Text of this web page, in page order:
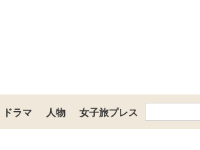
ドラマ 人物 女子旅プレス